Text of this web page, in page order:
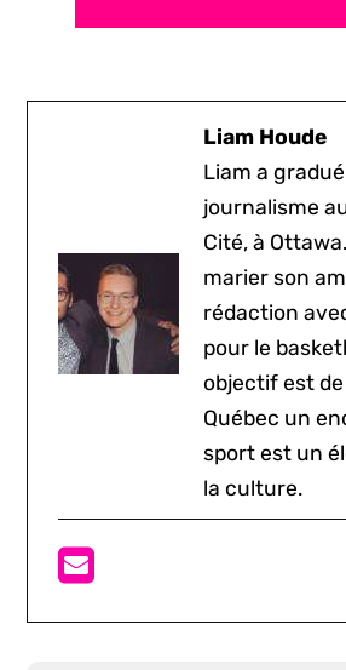
Liam Houde
Liam a
journalisme
Cité, à
marier son
rédaction
pour le
objectif est
Québec un
sport est un
la culture.